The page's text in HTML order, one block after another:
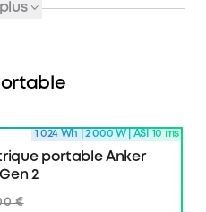
80 % de sa capacité.
un panneau solaire
complètement la
appareils vitaux,
et les ordinateurs,
grâce au passage
portable Anker
2
€
1 024 Wh | 2 000 W | ASI 10 ms